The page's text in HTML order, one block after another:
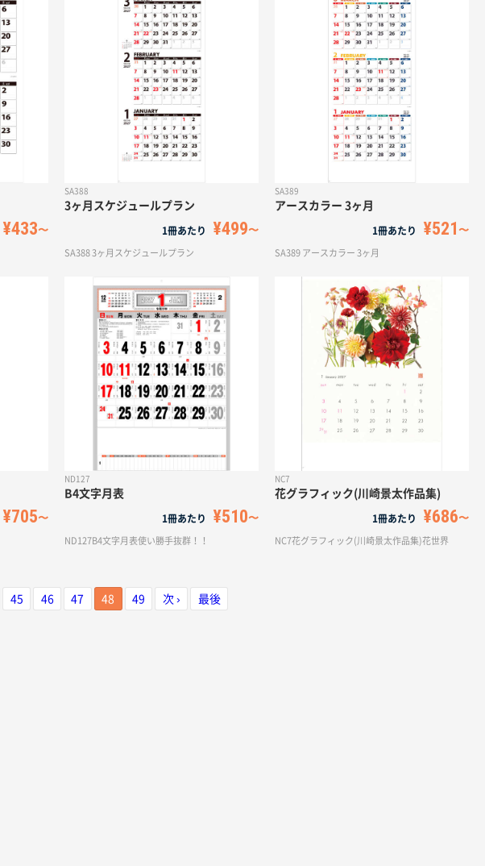
¥433
SA388
3ヶ月スケジュールプラン
1冊あたり ¥499
SA388 3ヶ月スケジュールプラン
SA389
アースカラー 3ヶ月
1冊あたり ¥521
SA389 アースカラー 3ヶ月
¥705
ND127
B4文字月表
1冊あたり ¥510
ND127B4文字月表使い勝手抜群！！
NC7
花グラフィック(川崎景太作品集)
1冊あたり ¥686
NC7花グラフィック(川崎景太作品集)花世界
45 46 47 48 49 次 › 最後